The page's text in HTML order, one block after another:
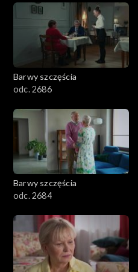
801–900
782–800
Barwy szczęścia
odc. 2686
Barwy szczęścia
odc. 2684